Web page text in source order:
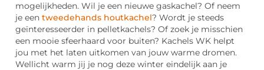
mogelijkheden. Wil je een nieuwe gaskachel? Of neem
je een tweedehands houtkachel? Wordt je steeds
geïnteresseerder in pelletkachels? Of zoek je misschien
een mooie sfeerhaard voor buiten? Kachels WK helpt
jou met het laten uitkomen van jouw warme dromen.
Wellicht warm jij je nog deze winter eindelijk aan je